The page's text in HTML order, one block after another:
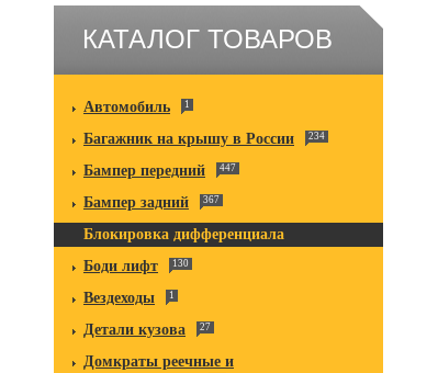
КАТАЛОГ ТОВАРОВ
Автомобиль 1
Багажник на крышу в России 234
Бампер передний 447
Бампер задний 367
Блокировка дифференциала
Боди лифт
130
Вездеходы 1
Детали кузова 27
Домкраты реечные и